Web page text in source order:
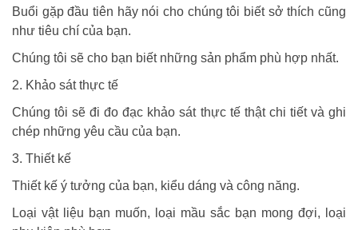
Buổi gặp đầu tiên hãy nói cho chúng tôi biết sở thích cũng
như tiêu chí của bạn.
Chúng tôi sẽ cho bạn biết những sản phẩm phù hợp nhất.
2. Khảo sát thực tế
Chúng tôi sẽ đi đo đạc khảo sát thực tế thật chi tiết và ghi
chép những yêu cầu của bạn.
3. Thiết kế
Thiết kế ý tưởng của bạn, kiểu dáng và công năng.
Loại vật liệu bạn muốn, loại mầu sắc bạn mong đợi, loại